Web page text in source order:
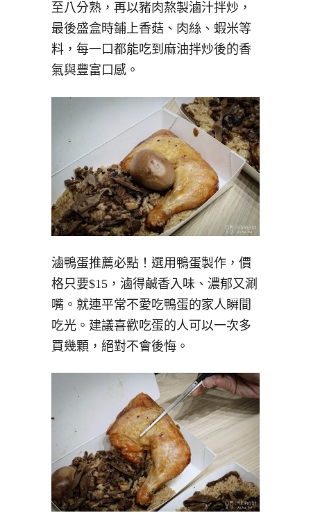
至八分熟，再以豬肉熬製滷汁拌炒，
最後盛盒時鋪上香菇、肉絲、蝦米等
料，每一口都能吃到麻油拌炒後的香
氣與豐富口感。
滷鴨蛋推薦必點！選用鴨蛋製作，價
格只要$15，滷得鹹香入味、濃郁又涮
嘴。就連平常不愛吃鴨蛋的家人瞬間
吃光。建議喜歡吃蛋的人可以一次多
買幾顆，絕對不會後悔。